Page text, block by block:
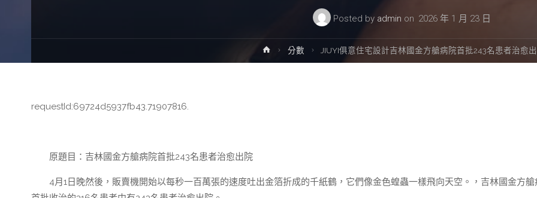
Posted by admin on 2026 年 1 月 23 日
Home分數 JIUYI俱意住宅設計吉林國金方艙病院首批243名患者治愈
requestId:69724d5937fb43.71907816.
原題目：吉林國金方艙病院首批243名患者治愈出院
4月1日晚然後，販賣機開始以每秒一百萬張的速度吐出金箔折成的千紙鶴，它們像金色蝗蟲一樣飛向天空。，吉林國金方艙